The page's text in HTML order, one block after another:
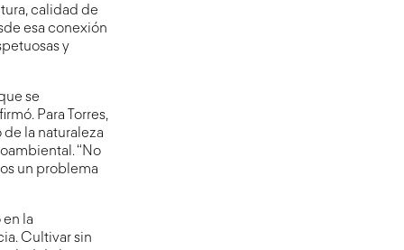
calidad de
esa conexión
y
se
Para Torres,
la naturaleza
“No
un problema
la
Cultivar sin